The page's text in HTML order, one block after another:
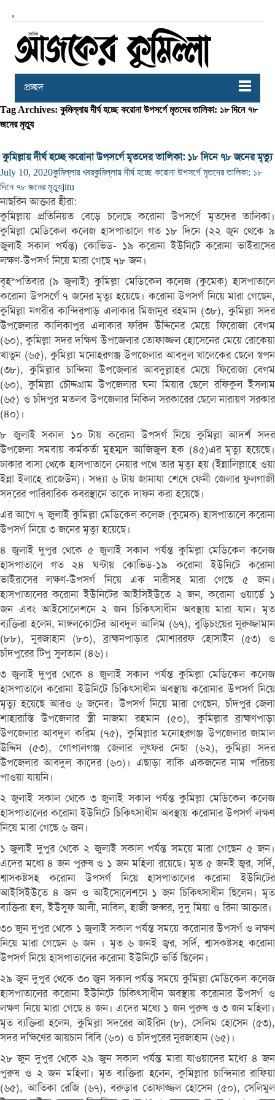
,
প্রচ্ছদ
Tag Archives: কুমিল্লায় দীর্ঘ হচ্ছে করোনা উপসর্গে মৃতদের তালিকা: ১৮ দিনে ৭৮
জনের মৃত্যু
কুমিল্লায় দীর্ঘ হচ্ছে করোনা উপসর্গে মৃতদের তালিকা: ১৮ দিনে ৭৮ জনের মৃত্যু
July 10, 2020কুমিল্লার খবরকুমিল্লায় দীর্ঘ হচ্ছে করোনা উপসর্গে মৃতদের তালিকা: ১৮
দিনে ৭৮ জনের মৃত্যুjitu
নাছরিন আক্তার হীরা:
কুমিল্লায় প্রতিনিয়ত বেড়ে চলেছে করোনা উপসর্গে মৃতদের তালিকা।
কুমিল্লা মেডিকেল কলেজ হাসপাতালে গত ১৮ দিনে (২২ জুন থেকে ৯
জুলাই সকাল পর্যন্ত) কোভিড- ১৯ করোনা ইউনিটে করোনা ভাইরাসের
লক্ষণ-উপসর্গ নিয়ে মারা গেছে ৭৮ জন।
বৃহস্পতিবার (৯ জুলাই) কুমিল্লা মেডিকেল কলেজ (কুমেক) হাসপাতালে
করোনা উপসর্গে ৭ জনের মৃত্যু হয়েছে। করোনা উপসর্গ নিয়ে মারা গেছেন,
কুমিল্লা নগরীর কান্দিরপাড় এলাকার মিজানুর রহমান (৩৮), কুমিল্লা সদর
উপজেলার কালিকাপুর এলাকার ফরিদ উদ্দিনের মেয়ে ফিরোজা বেগম
(৬০), কুমিল্লা সদর দক্ষিণ উপজেলার তোফাজ্জল হোসেনের মেয়ে রোকেয়া
খাতুন (৬৫), কুমিল্লা মনোহরগঞ্জ উপজেলার আবদুল খালেকের ছেলে স্বপন
(৩৮), কুমিল্লার চান্দিনা উপজেলার আবদুল্লাহর মেয়ে ফিরোজা বেগম
(৬০), কুমিল্লা চৌদ্দগ্রাম উপজেলার ঘনা মিয়ার ছেলে রফিকুল ইসলাম
(৬৫) ও চাঁদপুর মতলব উপজেলার নিকিল সরকারের ছেলে নারায়ণ সরকার
(৪০)।
৮ জুলাই সকাল ১০ টায় করোনা উপসর্গ নিয়ে কুমিল্লা আদর্শ সদর
উপজেলা সমবায় কর্মকর্তা মুহম্মদ আজিজুল হক (৪৫)এর মৃত্যু হয়েছে।
ঢাকার বাসা থেকে হাসপাতালে নেয়ার পথে তার মৃত্যু হয় (ইন্নালিল্লাহে ওয়া
ইন্না ইলাহে রাজেউন)। সন্ধ্যা ৬ টায় জানাযা শেষে ফেনী জেলার ফুলগাজী
সদরের পারিবারিক কবরস্থানে তাকে দাফন করা হয়েছে।
এর আগে ৭ জুলাই কুমিল্লা মেডিকেল কলেজ (কুমেক) হাসপাতালে করোনা
উপসর্গ নিয়ে ৩ জনের মৃত্যু হয়েছে।
৪ জুলাই দুপুর থেকে ৫ জুলাই সকাল পর্যন্ত কুমিল্লা মেডিকেল কলেজ
হাসপাতালে গত ২৪ ঘন্টায় কোভিড-১৯ করোনা ইউনিটে করোনা
ভাইরাসের লক্ষণ-উপসর্গ নিয়ে এক নারীসহ মারা গেছে ৫ জন।
হাসপাতালের করোনা ইউনিটের আইসিইউতে ২ জন, করোনা ওয়ার্ডে ১
জন এবং আইসোলেশনে ২ জন চিকিৎসাধীন অবস্থায় মারা যান। মৃত
ব্যক্তিরা হলেন, নাঙ্গলকোটের আবদুল আলিম (৬৭), বুড়িচংয়ের নুরুজ্জামান
(৮৮), নুরজাহান (৮০), ব্রাহ্মনপাড়ার মোশাররফ হোসাইন (৫৩) ও
চাঁদপুরের টিপু সুলতান (৪৬)।
৩ জুলাই দুপুর থেকে ৪ জুলাই সকাল পর্যন্ত কুমিল্লা মেডিকেল কলেজ
হাসপাতালে করোনা ইউনিটে চিকিৎসাধীন অবস্থায় করোনার উপসর্গ নিয়ে
মৃত্যু হয়েছে আরও ৬ জনের। উপসর্গ নিয়ে মারা গেছেন, চাঁদপুর জেলা
শাহারাস্তি উপজেলার স্ত্রী নাজমা রহমান (৫০), কুমিল্লার ব্রাহ্মণপাড়া
উপজেলার আবদুল করিম (৭৫), কুমিল্লার মনোহরগঞ্জ উপজেলার জামাল
উদ্দিন (৫৩), গোপালগঞ্জ জেলার লুৎফর নেছা (৬২), কুমিল্লা সদর
উপজেলার আবদুল কাদের (৬০)। এছাড়া বাকি একজনের নাম পরিচয়
পাওয়া যায়নি।
২ জুলাই সকাল থেকে ৩ জুলাই সকাল পর্যন্ত কুমিল্লা মেডিকেল কলেজ
হাসপাতালের করোনা ইউনিটে চিকিৎসাধীন অবস্থায় করোনার উপসর্গ লক্ষণ
নিয়ে মারা গেছে ৬ জন।
১ জুলাই দুপুর থেকে ২ জুলাই সকাল পর্যন্ত সময়ে মারা গেছেন ৫ জন।
এদের মধ্যে ৪ জন পুরুষ ও ১ জন মহিলা রয়েছে। মৃত ৫ জনই জ্বর, সর্দি,
শ্বাসকষ্টসহ করোনা উপসর্গ নিয়ে হাসপাতালের করোনা ইউনিটের
আইসিইউতে ৪ জন ও আইসোলেশনে ১ জন চিকিৎসাধীন ছিলেন। মৃত
ব্যক্তিরা হল, ইউসুফ আলী, নাবিল, হাজী জব্বর, দুদু মিয়া ও রিনা আক্তার।
৩০ জুন দুপুর থেকে ১ জুলাই সকাল পর্যন্ত সময়ে করোনার উপসর্গ ও লক্ষণ
নিয়ে মারা গেছেন ৬ জন । মৃত ৬ জনই জ্বর, সর্দি, শ্বাসকষ্টসহ করোনা
উপসর্গ নিয়ে হাসপাতালের করোনা ইউনিটে ভর্তি ছিলেন।
২৯ জুন দুপুর থেকে ৩০ জুন সকাল পর্যন্ত সময়ে কুমিল্লা মেডিকেল কলেজ
হাসপাতালের করোনা ইউনিটে চিকিৎসাধীন অবস্থায় করোনার উপসর্গ ও
লক্ষণ নিয়ে মারা গেছে ৪ জন। এদের মধ্যে ১ জন পুরুষ ও ৩ জন মহিলা।
মৃত ব্যক্তিরা হলেন, কুমিল্লা সদরের আইরিন (৮), সেলিম হোসেন (৫৩),
সদর দক্ষিণের আয়চান বিবি (৬০) ও চাঁদপুরের নুরজাহান (৬৫)।
২৮ জুন দুপুর থেকে ২৯ জুন সকাল পর্যন্ত মারা যাওয়াদের মধ্যে ৪ জন
পুরুষ ও ২ জন মহিলা। মৃত ব্যক্তিরা হলেন, কুমিল্লার চান্দিনার রাফিয়া
(৬৫), আতিকা রেজি (৬৭), বরুড়ার তোফাজ্জল হোসেন (৫০), সেলিমুল